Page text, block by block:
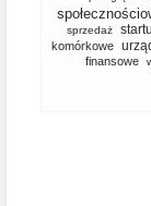
sprzedaż
komórkowe
finansowe